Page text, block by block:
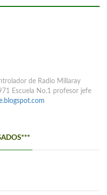
de Radio Millaray
Escuela No.1 profesor jefe